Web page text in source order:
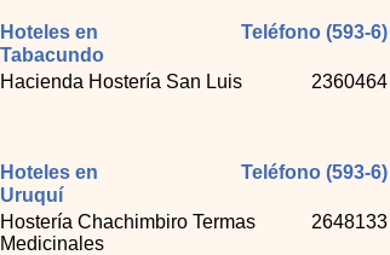
Hoteles en
Uruquí
Hoteles en
Tabacundo
2360464
Hacienda Hostería San Luis
Teléfono (593-6)
Teléfono (593-6)
Hostería Chachimbiro Termas
Medicinales
2648133